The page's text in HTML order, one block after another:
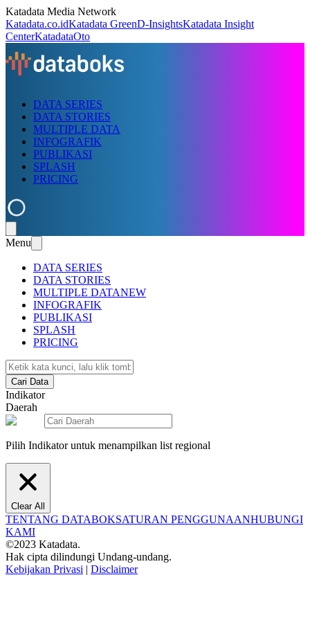
Katadata Media Network
Katadata.co.idKatadata GreenD-InsightsKatadata Insight
CenterKatadataOto
DATA SERIES
DATA STORIES
MULTIPLE DATA
INFOGRAFIK
PUBLIKASI
SPLASH
PRICING
Menu
DATA SERIES
DATA STORIES
MULTIPLE DATANEW
INFOGRAFIK
PUBLIKASI
SPLASH
PRICING
Cari Data
Indikator
Daerah
Pilih Indikator untuk menampilkan list regional
Clear All
TENTANG DATABOKSATURAN PENGGUNAANHUBUNGI
KAMI
©2023 Katadata.
Hak cipta dilindungi Undang-undang.
Kebijakan Privasi | Disclaimer